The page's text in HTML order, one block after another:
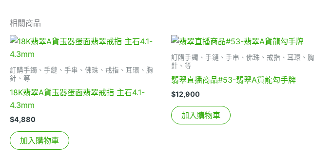
相關商品
訂購手鐲、手鏈、手串、佛珠、戒指、耳環、胸
針、等
18K翡翠A貨玉器蛋面翡翠戒指 主石4.1-
4.3mm
$4,880
加入購物車
訂購手鐲、手鏈、手串、佛珠、戒指、耳環、胸
針、等
翡翠直播商品#53-翡翠A貨龍勾手牌
$12,900
加入購物車